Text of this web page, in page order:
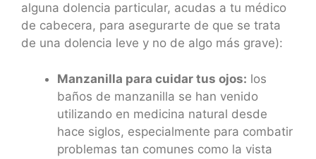
alguna dolencia particular, acudas a tu médico
de cabecera, para asegurarte de que se trata
de una dolencia leve y no de algo más grave):
Manzanilla para cuidar tus ojos: los
baños de manzanilla se han venido
utilizando en medicina natural desde
hace siglos, especialmente para combatir
problemas tan comunes como la vista